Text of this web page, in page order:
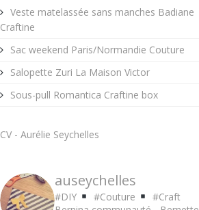
Veste matelassée sans manches Badiane
Craftine
Sac weekend Paris/Normandie Couture
Salopette Zuri La Maison Victor
Sous-pull Romantica Craftine box
CV - Aurélie Seychelles
auseychelles
#DIY #Couture
#Craft